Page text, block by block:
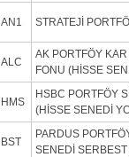
AN1 STRATEJİ
ALC
AK PORTFÖY
FONU (HİSSE
HMS
HSBC PORTFÖY
(HİSSE SENEDİ
BST
PARDUS
SENEDİ